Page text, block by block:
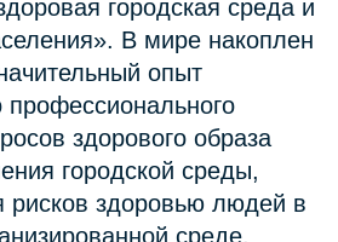
городская среда и
В мире накоплен
опыт
профессионального
здорового образа
городской среды,
рисков здоровью людей в
среде.